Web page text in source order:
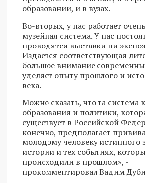
образовании, и в вузах.
Во-вторых, у нас работает
музейная система. У нас
проводятся выставки пи
Издается соответствующая
большое внимание
уделяет опыту прошлого и
века.
Можно сказать, что та система
образования и политики,
существует в Российской
конечно, предполагает
молодому человеку истинного
истории и тех событиях,
происходили в прошлом», -
прокомментировал Вадим